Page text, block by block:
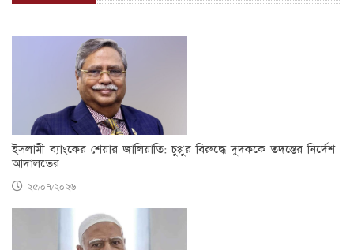
ইসলামী ব্যাংকের শেয়ার জালিয়াতি: চুপ্পুর বিরুদ্ধে দুদককে তদন্তের নির্দেশ
আদালতের
২৫/০৭/২০২৬